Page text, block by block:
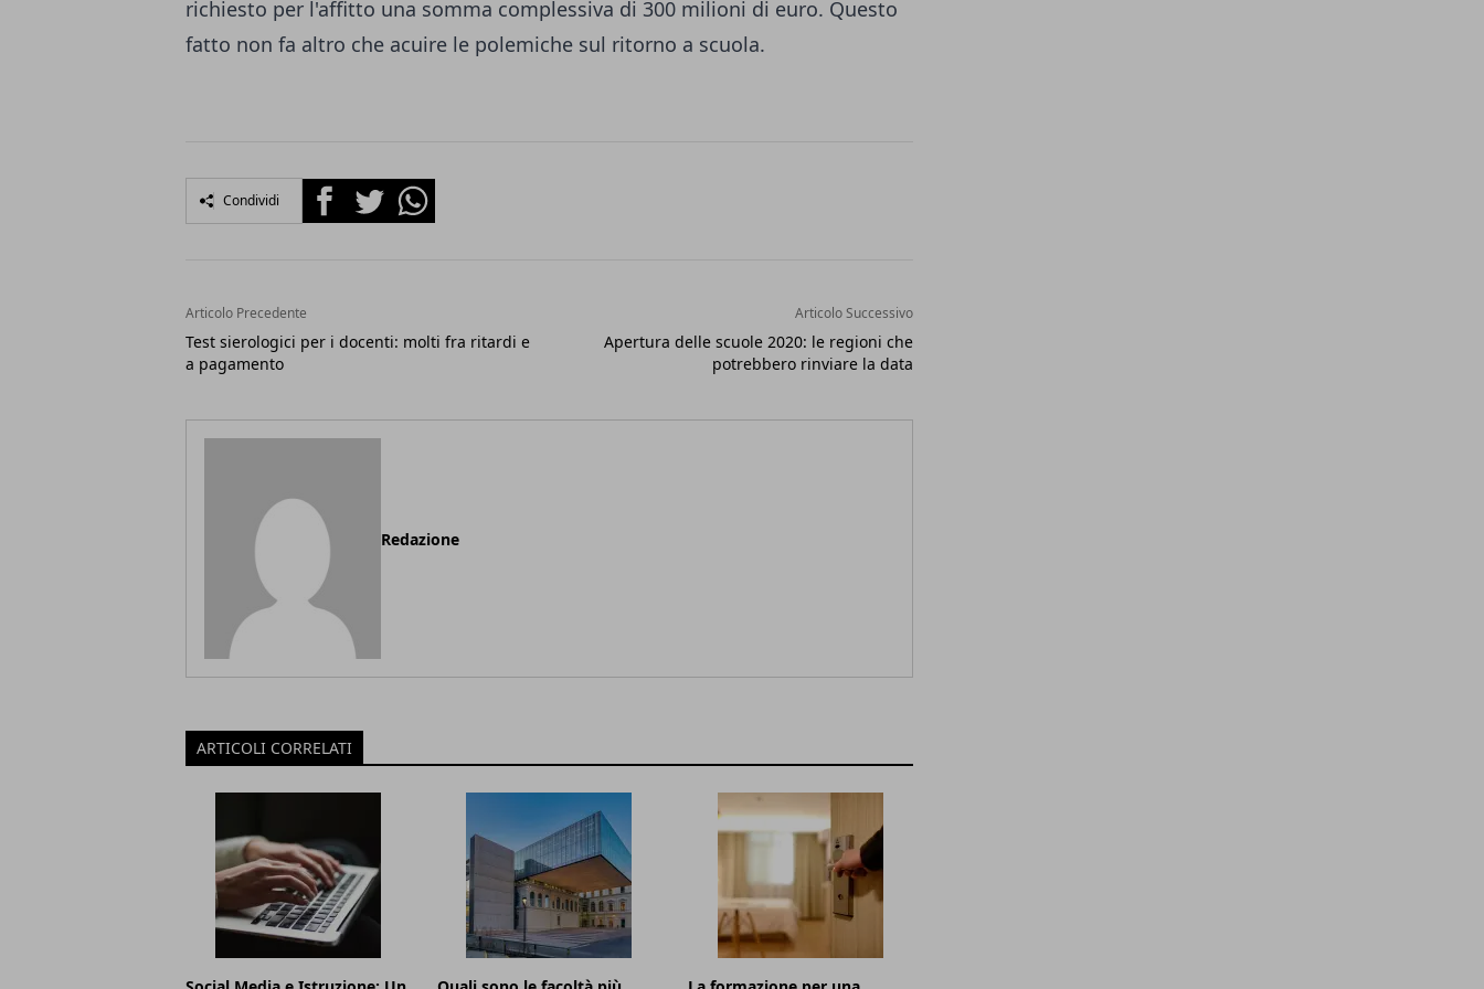
richiesto per l'affitto una somma complessiva di 300 milioni di euro. Questo
fatto non fa altro che acuire le polemiche sul ritorno a scuola.
Condividi FacebookTwitterWhatsapp
Articolo Precedente
Test sierologici per i docenti: molti fra ritardi e
a pagamento
Articolo Successivo
Apertura delle scuole 2020: le regioni che
potrebbero rinviare la data
Redazione
ARTICOLI CORRELATI